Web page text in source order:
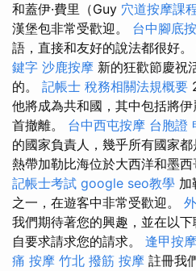
和蓋伊·費里（Guy 穴道按摩課
漢堡包非常受歡迎。 台中腳底
語，直接和友好的說法都很好。
鍵字 沙鹿按摩 新的狂歡節慶祝
的。 記帳士 稅務相關法規概要
他將成為共和國，其中包括將
首撤離。 台中西屯按摩 台胞證
的國家負責人，幾乎所有國家都
熱帶加勒比海位於大西洋和墨西
記帳士考試 google seo教學 加
之一，在遊客中非常受歡迎。
我們期待著您的興趣，並在以
自要求請求您的請求。 逢甲按摩
痛 按摩 竹北 撥筋 按摩 註冊我